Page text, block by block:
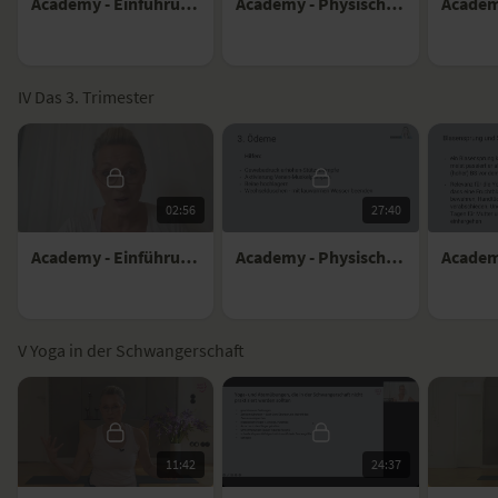
IV Das 3. Trimester
02:56
Academy - Einführung ins Pränatal Yoga 3. Trimester mit Patricia Thielemann
27:40
Academy - Physische Begebenheiten 3. Trimester mit Martina Loderer
V Yoga in der Schwangerschaft
11:42 24:37